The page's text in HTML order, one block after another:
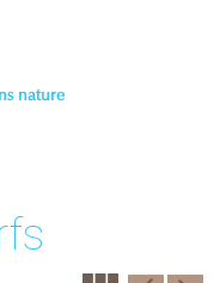
nature